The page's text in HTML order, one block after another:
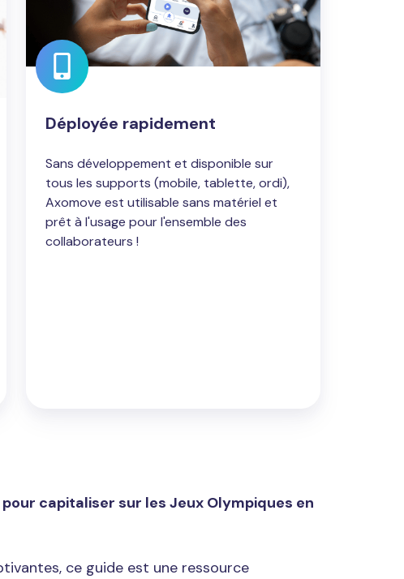
Déployée rapidement
Sans développement et disponible sur
tous les supports (mobile, tablette, ordi),
Axomove est utilisable sans matériel et
prêt à l'usage pour l'ensemble des
collaborateurs !
pour capitaliser sur les Jeux Olympiques en
ce guide est une ressource